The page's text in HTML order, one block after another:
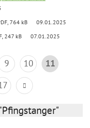
764 kB 09.01.2025
247 kB 07.01.2025
9 10
11